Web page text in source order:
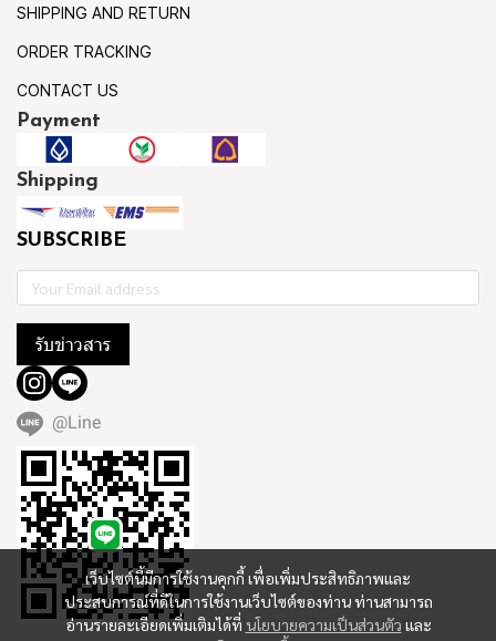
เว็บไซต์นี้มีการใช้งานคุกกี้ เพื่อเพิ่มประสิทธิภาพและ
ประสบการณ์ที่ดีในการใช้งานเว็บไซต์ของท่าน ท่านสามารถ
อ่านรายละเอียดเพิ่มเติมได้ที่ นโยบายความเป็นส่วนตัว และ
SHIPPING AND RETURN
ORDER TRACKING
CONTACT US
Payment
Shipping
SUBSCRIBE
รับข่าวสาร
@Line